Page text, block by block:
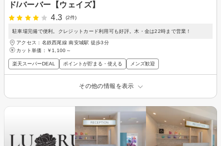
ド/バーバー【ウェイズ】
4.3
(2件)
駐車場完備で便利。クレジットカード利用可も好評。木・金は22時まで営業！
アクセス：名鉄西尾線 南安城駅 徒歩3分
カット単価： ￥1,100～
楽天スーパーDEAL ポイントが貯まる・使える メンズ歓迎
その他の情報を表示